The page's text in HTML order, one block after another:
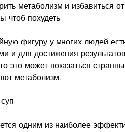
метаболизм и избавиться
чтоб похудеть
фигуру у многих людей
и для достижения
это может показаться
метаболизм.
одним из наиболее